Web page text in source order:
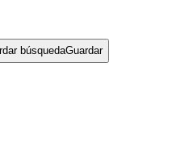
búsquedaGuardar